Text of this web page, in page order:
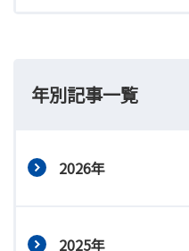
年別記事一覧
2026年
2025年